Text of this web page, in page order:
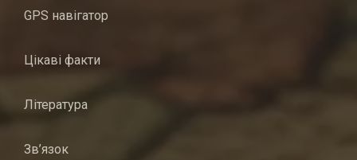
GPS навігатор
Цікаві факти
Література
Зв’язок